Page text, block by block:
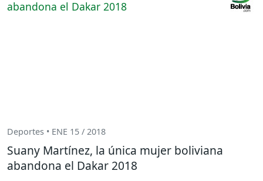
Deportes • ENE 15 / 2018
Suany Martínez, la única mujer boliviana
abandona el Dakar 2018